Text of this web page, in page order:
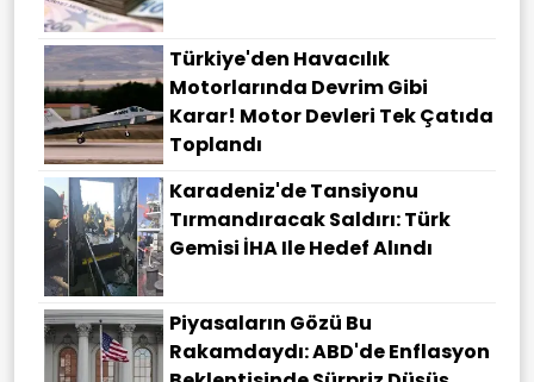
Türkiye'den Havacılık
Motorlarında Devrim Gibi
Karar! Motor Devleri Tek Çatıda
Toplandı
Karadeniz'de Tansiyonu
Tırmandıracak Saldırı: Türk
Gemisi İHA Ile Hedef Alındı
Piyasaların Gözü Bu
Rakamdaydı: ABD'de Enflasyon